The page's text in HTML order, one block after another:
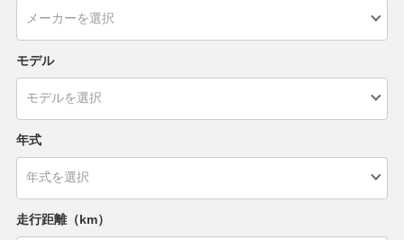
モデル
年式
走行距離（km）